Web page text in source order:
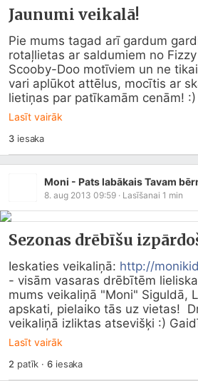
Jaunumi veikalā!
Pie mums tagad arī gardum
rotaļlietas ar saldumiem no
Scooby-Doo motīviem un ne
vari aplūkot attēlus, mocītis ar
lietiņas par patīkamām cenām!
Lasīt vairāk
3iesaka
Moni - Pats labākais Tavam
8. aug 2013 09:59 · Lasīšanai 1 min
Sezonas drēbīšu
Ieskaties veikaliņā: http://
- visām vasaras drēbītēm
mums veikaliņā "Moni" Siguldā,
apskati, pielaiko tās uz vietas!
veikaliņā izliktas atsevišķi :)
Lasīt vairāk
2 patīk ·6iesaka